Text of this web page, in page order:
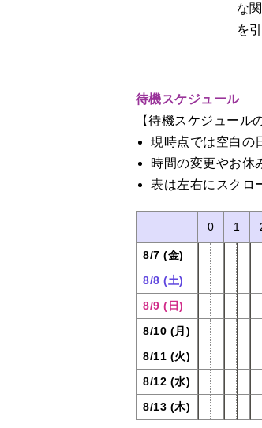
な
を
待機スケジュール
【待機スケジュール
現時点では空白の
時間の変更やお休
表は左右にスクロ
0 1
8/7 (金)
8/8 (土)
8/9 (日)
8/10 (月)
8/11 (火)
8/12 (水)
8/13 (木)